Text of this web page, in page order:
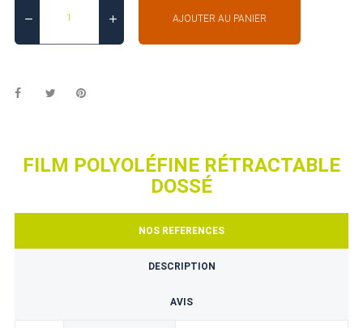
AJOUTER AU PANIER
FILM POLYOLÉFINE RÉTRACTABLE
DOSSÉ
NOS REFERENCES
DESCRIPTION
AVIS